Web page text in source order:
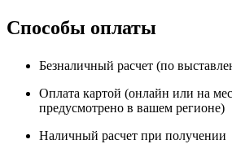
Способы оплаты
Безналичный расчет (по
Оплата картой (онлайн или на
предусмотрено в вашем регионе)
Наличный расчет при получении